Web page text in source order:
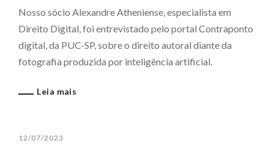
Nosso sócio Alexandre Atheniense, especialista em
Direito Digital, foi entrevistado pelo portal Contraponto
digital, da PUC-SP, sobre o direito autoral diante da
fotografia produzida por inteligência artificial.
Leia mais
12/07/2023